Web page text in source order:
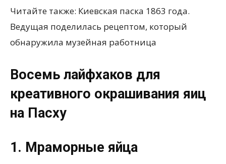
Читайте также: Киевская паска 1863 года.
Ведущая поделилась рецептом, который
обнаружила музейная работница
Восемь лайфхаков для
креативного окрашивания яиц
на Пасху
1. Мраморные яйца